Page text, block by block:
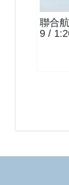
聯合
9 /